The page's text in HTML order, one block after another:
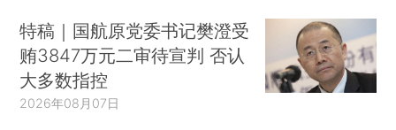
特稿｜国航原党委书记樊澄受
贿3847万元二审待宣判 否认
大多数指控
2026年08月07日